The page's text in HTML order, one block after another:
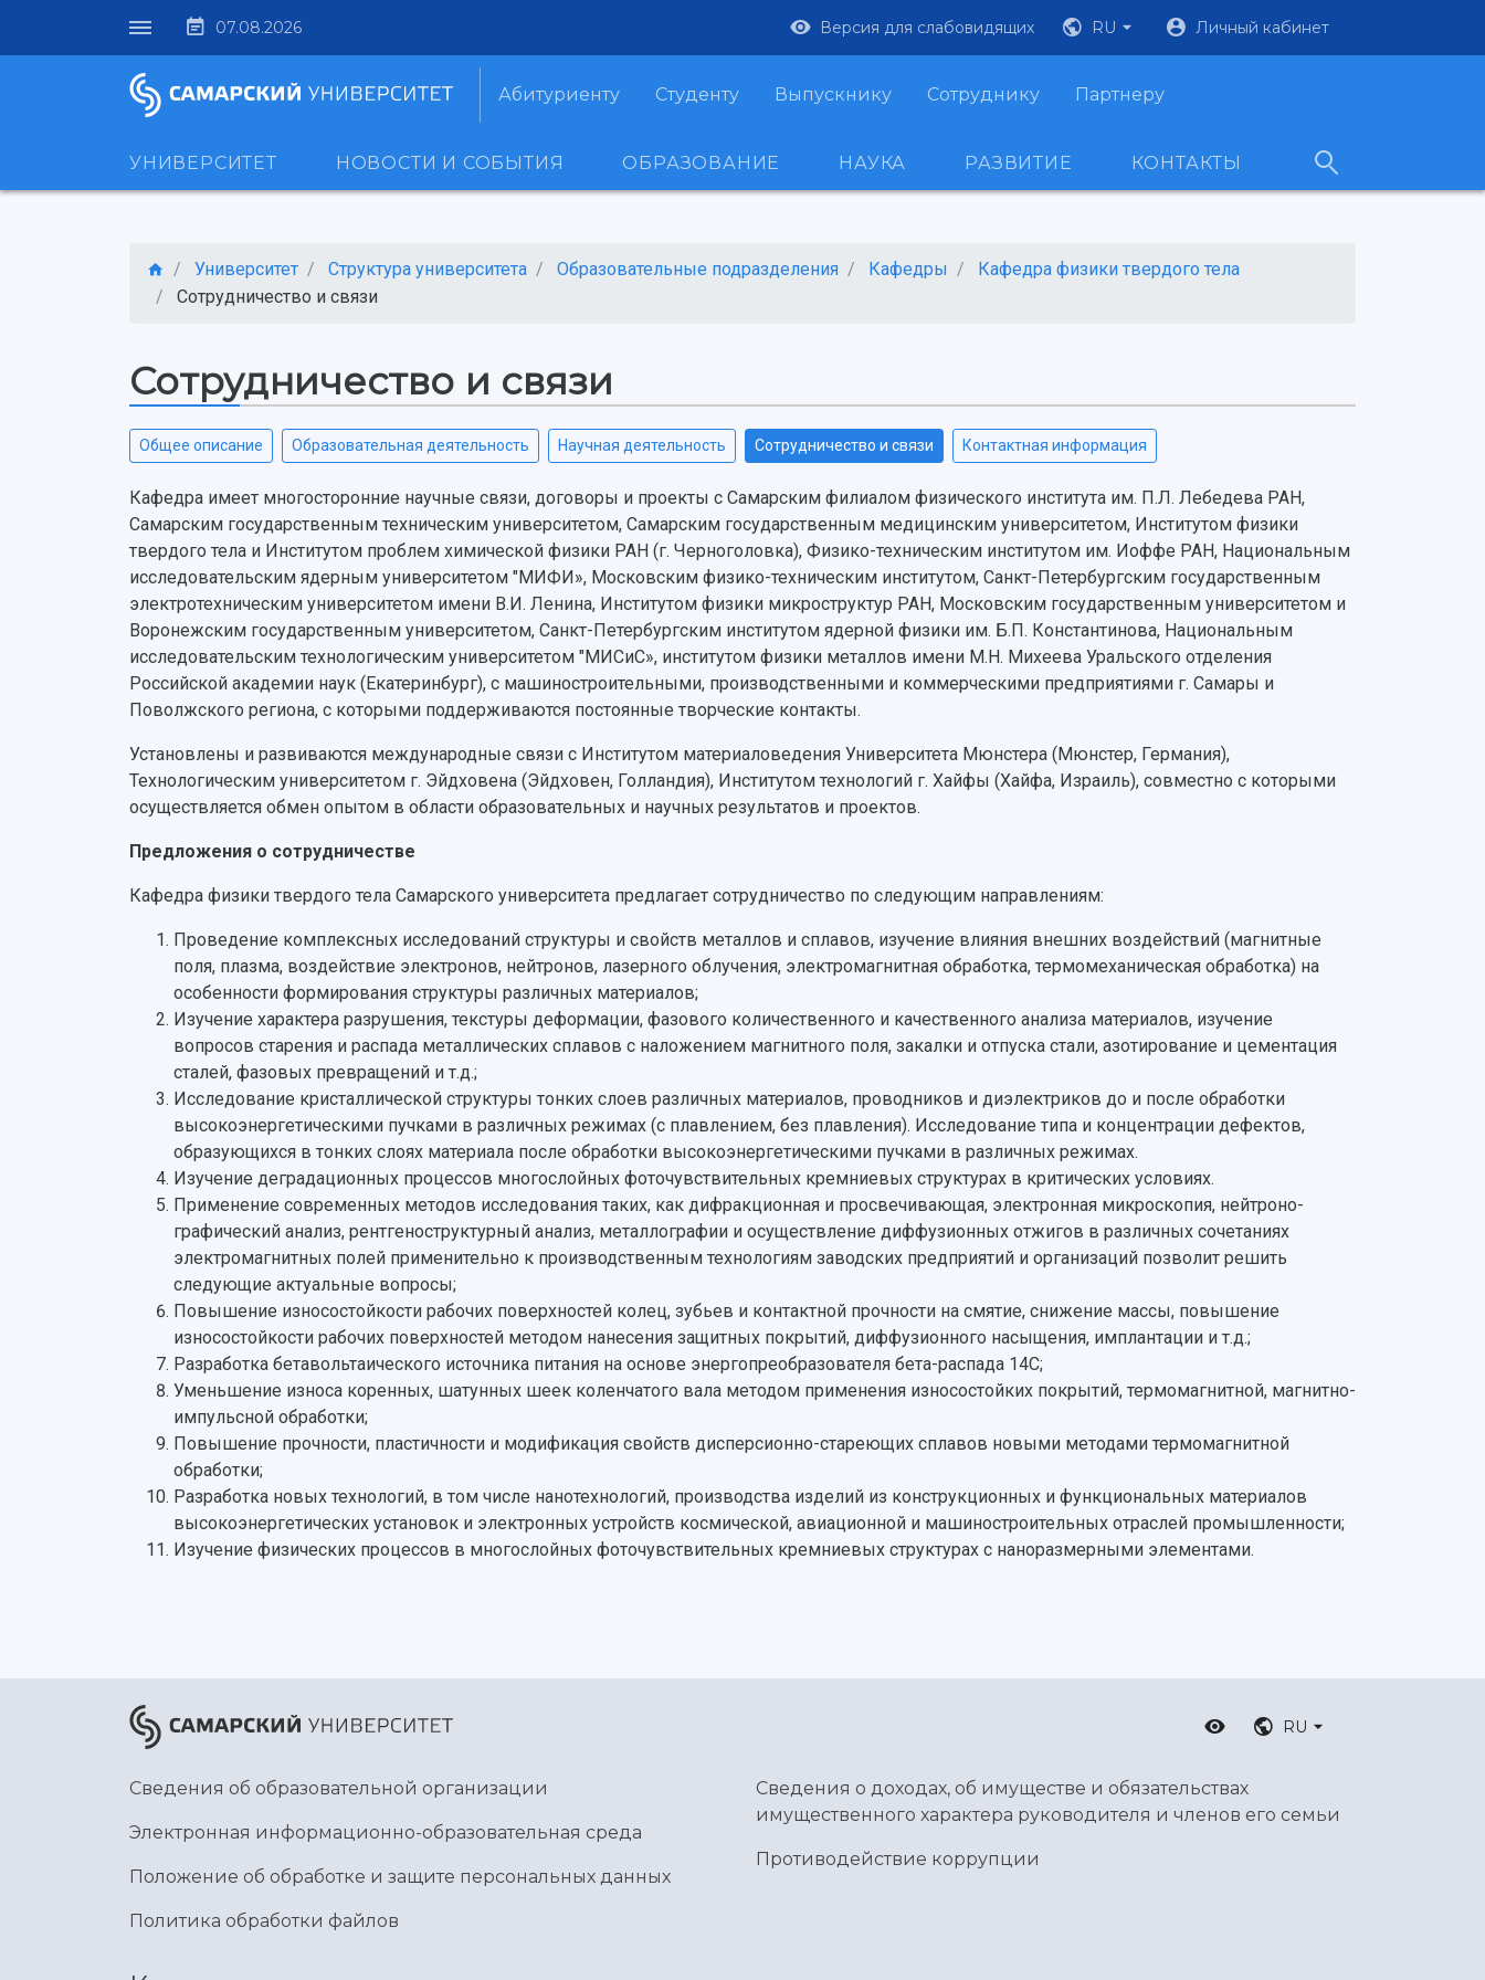
07.08.2026 Версия для слабовидящих RU Личный кабинет
Абитуриенту Студенту Выпускнику Сотруднику Партнеру
УНИВЕРСИТЕТ НОВОСТИ И СОБЫТИЯ ОБРАЗОВАНИЕ НАУКА РАЗВИТИЕ КОНТАКТЫ
Университет Структура университета Образовательные подразделения Кафедры
Кафедра физики твердого тела
Сотрудничество и связи
Сотрудничество и связи
Общее описание Образовательная деятельность Научная деятельность Сотрудничество и связи Контактная информация
Кафедра имеет многосторонние научные связи, договоры и проекты с Самарским филиалом физического института им. П.Л. Лебедева РАН,
Самарским государственным техническим университетом, Самарским государственным медицинским университетом, Институтом физики
твердого тела и Институтом проблем химической физики РАН (г. Черноголовка), Физико-техническим институтом им. Иоффе РАН, Национальным
исследовательским ядерным университетом "МИФИ», Московским физико-техническим институтом, Санкт-Петербургским государственным
электротехническим университетом имени В.И. Ленина, Институтом физики микроструктур РАН, Московским государственным университетом и
Воронежским государственным университетом, Санкт-Петербургским институтом ядерной физики им. Б.П. Константинова, Национальным
исследовательским технологическим университетом "МИСиС», институтом физики металлов имени М.Н. Михеева Уральского отделения
Российской академии наук (Екатеринбург), с машиностроительными, производственными и коммерческими предприятиями г. Самары и
Поволжского региона, с которыми поддерживаются постоянные творческие контакты.
Установлены и развиваются международные связи с Институтом материаловедения Университета Мюнстера (Мюнстер, Германия),
Технологическим университетом г. Эйдховена (Эйдховен, Голландия), Институтом технологий г. Хайфы (Хайфа, Израиль), совместно с которыми
осуществляется обмен опытом в области образовательных и научных результатов и проектов.
Предложения о сотрудничестве
Кафедра физики твердого тела Самарского университета предлагает сотрудничество по следующим направлениям:
Проведение комплексных исследований структуры и свойств металлов и сплавов, изучение влияния внешних воздействий (магнитные
поля, плазма, воздействие электронов, нейтронов, лазерного облучения, электромагнитная обработка, термомеханическая обработка) на
особенности формирования структуры различных материалов;
Изучение характера разрушения, текстуры деформации, фазового количественного и качественного анализа материалов, изучение
вопросов старения и распада металлических сплавов с наложением магнитного поля, закалки и отпуска стали, азотирование и цементация
сталей, фазовых превращений и т.д.;
Исследование кристаллической структуры тонких слоев различных материалов, проводников и диэлектриков до и после обработки
высокоэнергетическими пучками в различных режимах (с плавлением, без плавления). Исследование типа и концентрации дефектов,
образующихся в тонких слоях материала после обработки высокоэнергетическими пучками в различных режимах.
Изучение деградационных процессов многослойных фоточувствительных кремниевых структурах в критических условиях.
Применение современных методов исследования таких, как дифракционная и просвечивающая, электронная микроскопия, нейтроно-
графический анализ, рентгеноструктурный анализ, металлографии и осуществление диффузионных отжигов в различных сочетаниях
электромагнитных полей применительно к производственным технологиям заводских предприятий и организаций позволит решить
следующие актуальные вопросы;
Повышение износостойкости рабочих поверхностей колец, зубьев и контактной прочности на смятие, снижение массы, повышение
износостойкости рабочих поверхностей методом нанесения защитных покрытий, диффузионного насыщения, имплантации и т.д.;
Разработка бетавольтаического источника питания на основе энергопреобразователя бета-распада 14С;
Уменьшение износа коренных, шатунных шеек коленчатого вала методом применения износостойких покрытий, термомагнитной, магнитно-
импульсной обработки;
Повышение прочности, пластичности и модификация свойств дисперсионно-стареющих сплавов новыми методами термомагнитной
обработки;
Разработка новых технологий, в том числе нанотехнологий, производства изделий из конструкционных и функциональных материалов
высокоэнергетических установок и электронных устройств космической, авиационной и машиностроительных отраслей промышленности;
Изучение физических процессов в многослойных фоточувствительных кремниевых структурах с наноразмерными элементами.
RU
Сведения об образовательной организации
Электронная информационно-образовательная среда
Положение об обработке и защите персональных данных
Политика обработки файлов
Сведения о доходах, об имуществе и обязательствах
имущественного характера руководителя и членов его семьи
Противодействие коррупции